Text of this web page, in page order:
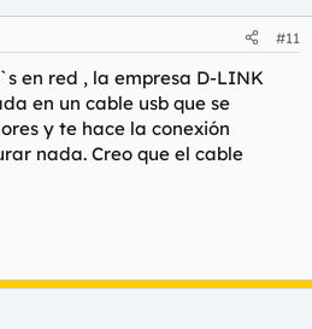
#11
en red , la empresa D-LINK
en un cable usb que se
y te hace la conexión
nada. Creo que el cable